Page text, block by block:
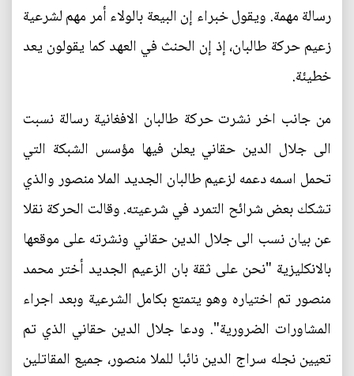
رسالة مهمة. ويقول خبراء إن البيعة بالولاء أمر مهم لشرعية
زعيم حركة طالبان، إذ إن الحنث في العهد كما يقولون يعد
خطيئة.
من جانب اخر نشرت حركة طالبان الافغانية رسالة نسبت
الى جلال الدين حقاني يعلن فيها مؤسس الشبكة التي
تحمل اسمه دعمه لزعيم طالبان الجديد الملا منصور والذي
تشكك بعض شرائح التمرد في شرعيته. وقالت الحركة نقلا
عن بيان نسب الى جلال الدين حقاني ونشرته على موقعها
بالانكليزية "نحن على ثقة بان الزعيم الجديد أختر محمد
منصور تم اختياره وهو يتمتع بكامل الشرعية وبعد اجراء
المشاورات الضرورية". ودعا جلال الدين حقاني الذي تم
تعيين نجله سراج الدين نائبا للملا منصور، جميع المقاتلين